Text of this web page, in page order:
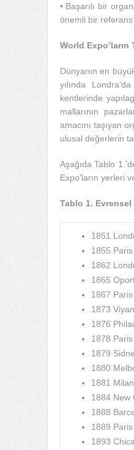
• Başarılı bir
önemli bir referans
World Expo’ların
Dünyanın en
yılında
kentlerinde
mallarının
amacını taşıyan
ulusal değerlerin
Aşağıda Tablo
Expo’ların yerleri
Tablo 1. Evrensel
1851
1855
1862
1865
1867
1873
1876
1878
1879
1880
1881
1884 New
1888
1889
1893